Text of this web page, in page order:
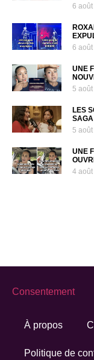
6
6
UNE
5
LES
5
UNE
4
À propos
Politique de
Consentement